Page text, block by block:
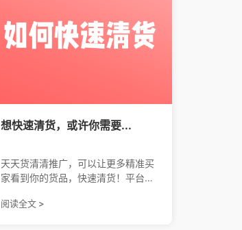
想快速清货，或许你需要...
天天货清清推广，可以让更多精准买
家看到你的货品，快速清货！平台有
阅读全文 >